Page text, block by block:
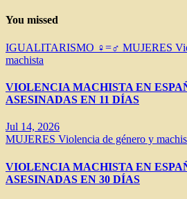
You missed
IGUALITARISMO ♀=♂ MUJERES
machista
VIOLENCIA MACHISTA EN
ASESINADAS EN 11 DÍAS
Jul 14, 2026
MUJERES Violencia de género y
VIOLENCIA MACHISTA EN
ASESINADAS EN 30 DÍAS